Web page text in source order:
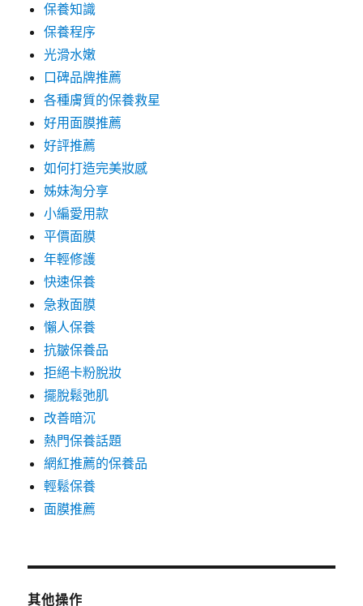
保養知識
保養程序
光滑水嫩
口碑品牌推薦
各種膚質的保養救星
好用面膜推薦
好評推薦
如何打造完美妝感
姊妹淘分享
小編愛用款
平價面膜
年輕修護
快速保養
急救面膜
懶人保養
抗皺保養品
拒絕卡粉脫妝
擺脫鬆弛肌
改善暗沉
熱門保養話題
網紅推薦的保養品
輕鬆保養
面膜推薦
其他操作